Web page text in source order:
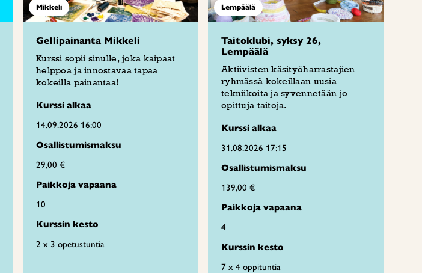
Mikkeli
Gellipainanta Mikkeli
Kurssi sopii sinulle, joka kaipaat
helppoa ja innostavaa tapaa
kokeilla painantaa!
Kurssi alkaa
14.09.2026 16:00
Osallistumismaksu
29,00 €
Paikkoja vapaana
10
Kurssin kesto
2 x 3 opetustuntia
Lempäälä
Taitoklubi, syksy 26,
Lempäälä
Aktiivisten käsityöharrastajien
ryhmässä kokeillaan uusia
tekniikoita ja syvennetään jo
opittuja taitoja.
Kurssi alkaa
31.08.2026 17:15
Osallistumismaksu
139,00 €
Paikkoja vapaana
4
Kurssin kesto
7 x 4 oppituntia